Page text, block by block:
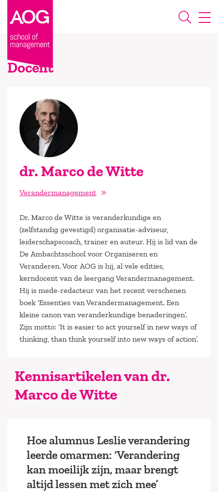
Docent
dr. Marco de Witte
Verandermanagement
Dr. Marco de Witte is veranderkundige en
(zelfstandig gevestigd) organisatie-adviseur,
leiderschapscoach, trainer en auteur. Hij is lid van de
De Ambachtsschool voor Organiseren en
Veranderen. Voor AOG is hij, al vele edities,
kerndocent van de leergang Verandermanagement.
Hij is mede-redacteur van het recent verschenen
boek ‘Essenties van Verandermanagement. Een
kleine canon van veranderkundige benaderingen’.
Zijn motto: ‘It is easier to act yourself in new ways of
thinking, than think yourself into new ways of action’.
Kennisartikelen van dr.
Marco de Witte
Hoe alumnus Leslie verandering
leerde omarmen: ‘Verandering
kan moeilijk zijn, maar brengt
altijd lessen met zich mee’